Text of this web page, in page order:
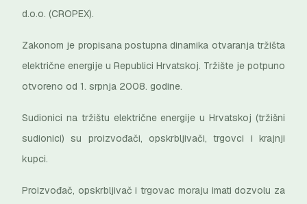
d.o.o. (CROPEX).
Zakonom je propisana postupna dinamika otvaranja tržišta
električne energije u Republici Hrvatskoj. Tržište je potpuno
otvoreno od 1. srpnja 2008. godine.
Sudionici na tržištu električne energije u Hrvatskoj (tržišni
sudionici) su proizvođači, opskrbljivači, trgovci i krajnji
kupci.
Proizvođač, opskrbljivač i trgovac moraju imati dozvolu za